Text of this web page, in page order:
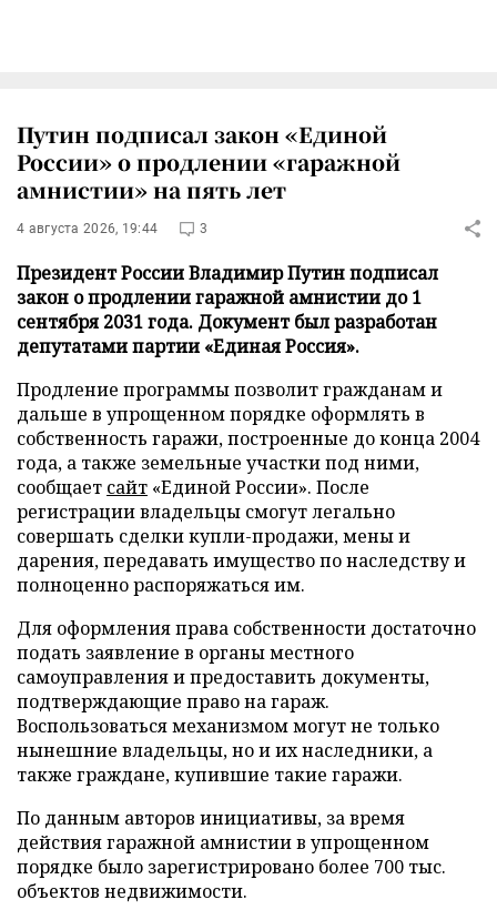
Путин подписал закон «Единой
России» о продлении «гаражной
амнистии» на пять лет
4 августа 2026, 19:44 3
Президент России Владимир Путин подписал
закон о продлении гаражной амнистии до 1
сентября 2031 года. Документ был разработан
депутатами партии «Единая Россия».
Продление программы позволит гражданам и
дальше в упрощенном порядке оформлять в
собственность гаражи, построенные до конца 2004
года, а также земельные участки под ними,
сообщает сайт «Единой России». После
регистрации владельцы смогут легально
совершать сделки купли-продажи, мены и
дарения, передавать имущество по наследству и
полноценно распоряжаться им.
Для оформления права собственности достаточно
подать заявление в органы местного
самоуправления и предоставить документы,
подтверждающие право на гараж.
Воспользоваться механизмом могут не только
нынешние владельцы, но и их наследники, а
также граждане, купившие такие гаражи.
По данным авторов инициативы, за время
действия гаражной амнистии в упрощенном
порядке было зарегистрировано более 700 тыс.
объектов недвижимости.